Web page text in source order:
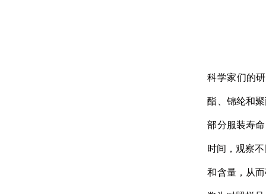
科学家们的
酯、锦纶和
部分服装寿
时间，观察
和含量，从